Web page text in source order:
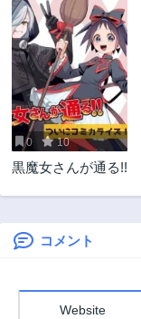
0 10
黒魔女さんが通る!!
コメント
Website